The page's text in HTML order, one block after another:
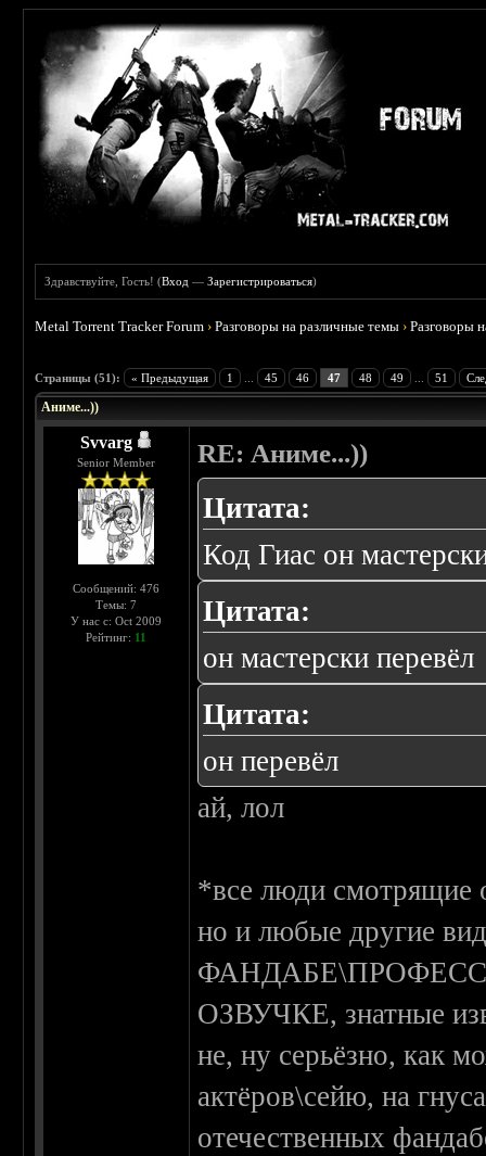
Здравствуйте, Гость! (Вход —Зарегистрироваться)
Metal Torrent Tracker Forum ›Разговоры на различные темы ›Разговоры
Страницы (51): « Предыдущая 1 45 46 47 48 49 51
Аниме...))
Svvarg
Senior Member
Сообщений: 476
Темы: 7
У нас с: Oct 2009
Рейтинг: 11
RE: Аниме...))
Цитата:
Код Гиас он
Цитата:
он мастерски перевёл
Цитата:
он перевёл
ай, лол
*все люди смотрящие
но и любые другие
ОЗВУЧКЕ, знатные
не, ну серьёзно, как
актёров\сейю, на
отечественных